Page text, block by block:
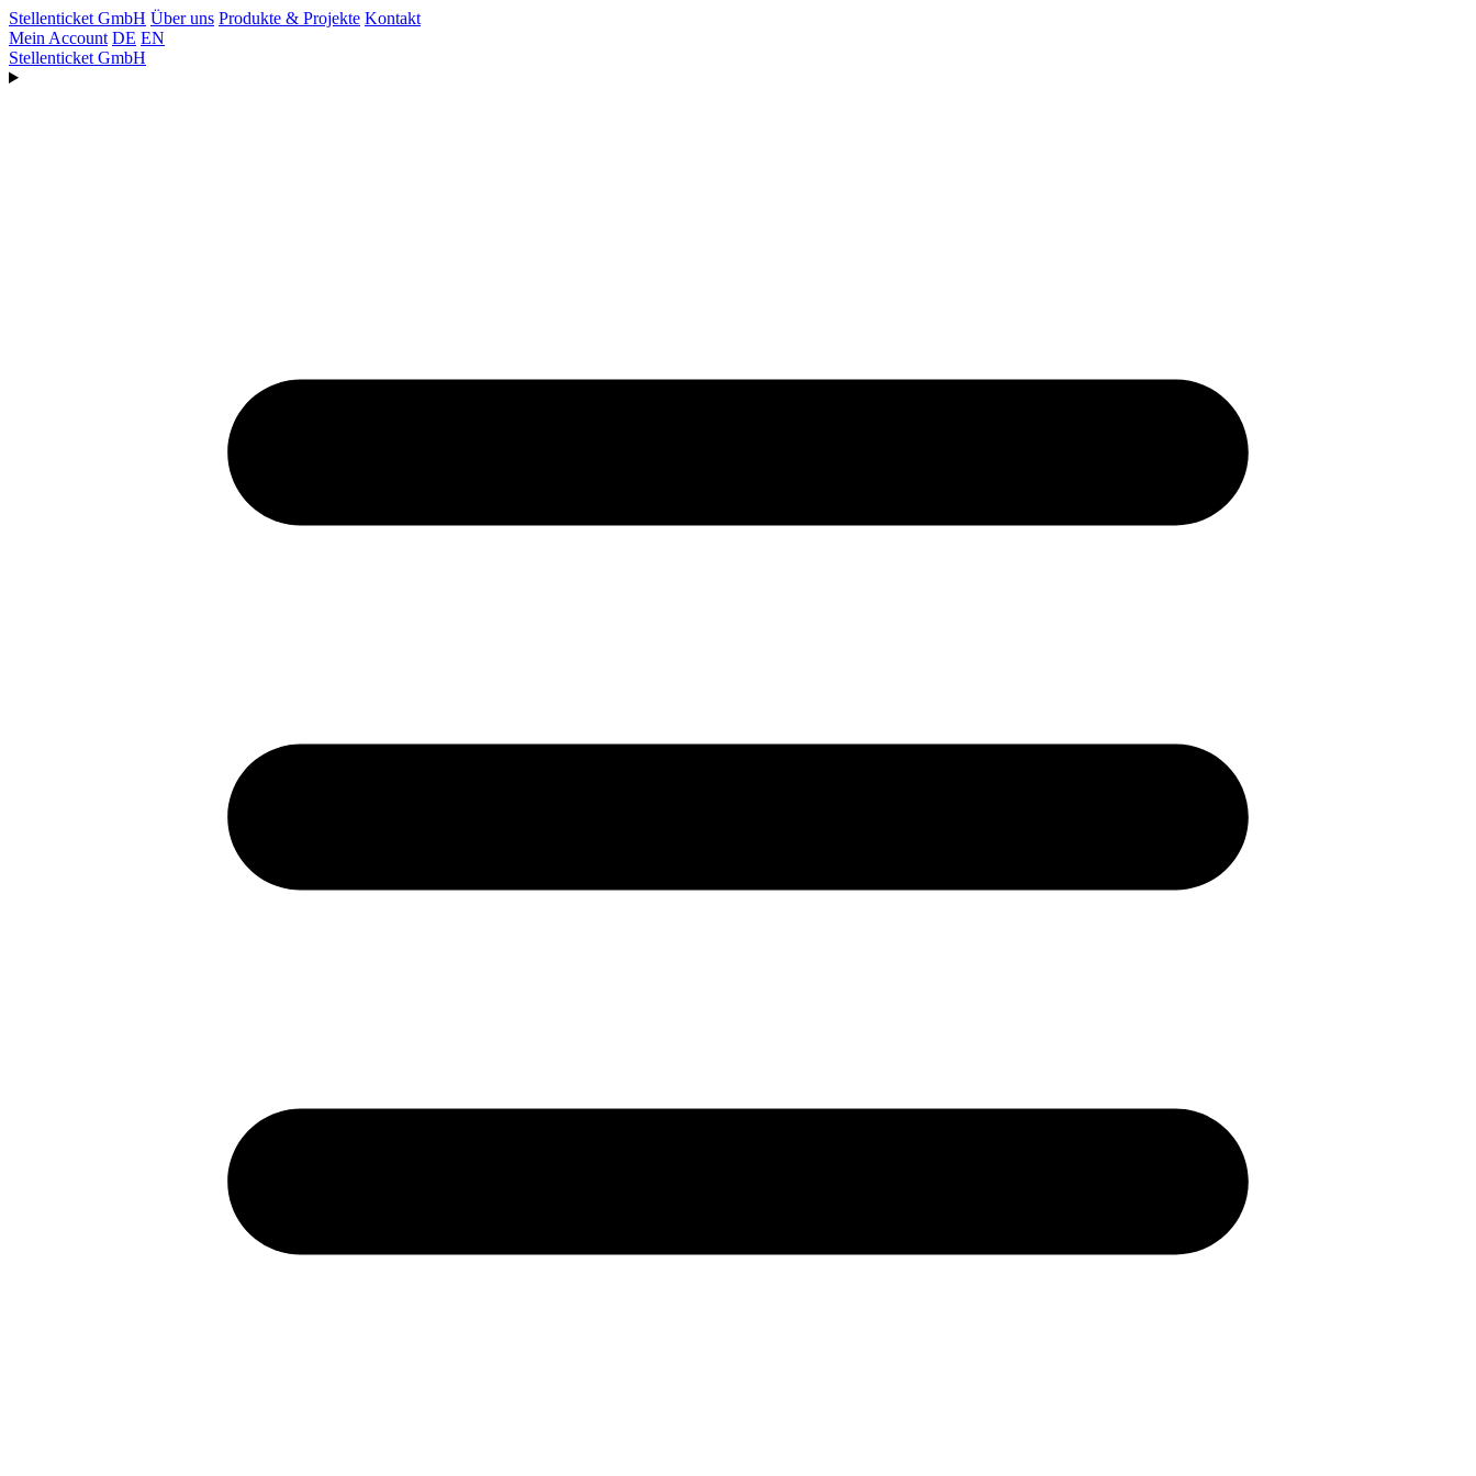
Stellenticket GmbH Über uns Produkte & Projekte Kontakt
Mein Account DE EN
Stellenticket GmbH